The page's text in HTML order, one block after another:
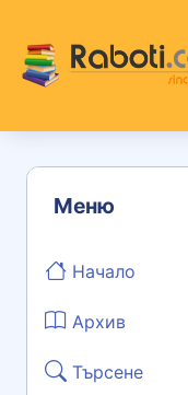
Меню
Начало
Архив
Търсене